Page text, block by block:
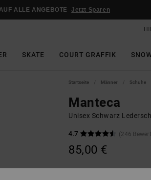
ALLE ANGEBOTE Jetzt Sparen
SKATE COURT GRAFFIK
Startseite Männer Schuhe
Manteca
Unisex Schwarz
4.7 (246
85,00 €